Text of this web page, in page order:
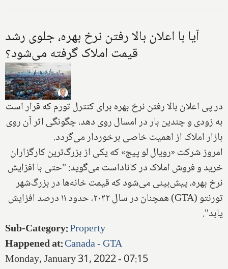
آیا با اعلان بالا رفتن نرخ بهره، جلوی رشد
قیمت املاک گرفته می‌شود؟
در پی اعلان بالا رفتن نرخ بهره برای کنترل تورم که قرار است
به زودی و چندین بار در امسال روی دهد، چگونگی اثر آن روی
بازار املاک از اهمیت خاصی برخوردار می‌گردد.
امروز شرکت «رویال لو پیج» که یکی از بزرگ‌ترین کارگزاران
خرید و فروش املاک در کاناداست می‌گوید: "حتی با افزایش
نرخ بهره، پیش‌بینی می‌شود که قیمت خانه‌ها در بزرگ‌شهر
تورنتو (GTA) همچنان در سال ۲۰۲۲، حدود ۱۱ درصد افزایش
یابد".
Sub-Category:Property
Happened at:Canada - GTA
Monday, January 31, 2022 - 07:15